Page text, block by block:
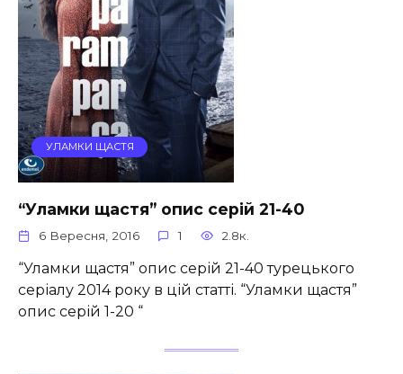
УЛАМКИ ЩАСТЯ
“Уламки щастя” опис серій 21-40
6 Вересня, 2016 1 2.8к.
“Уламки щастя” опис серій 21-40 турецького
серіалу 2014 року в цій статті. “Уламки щастя”
опис серій 1-20 “